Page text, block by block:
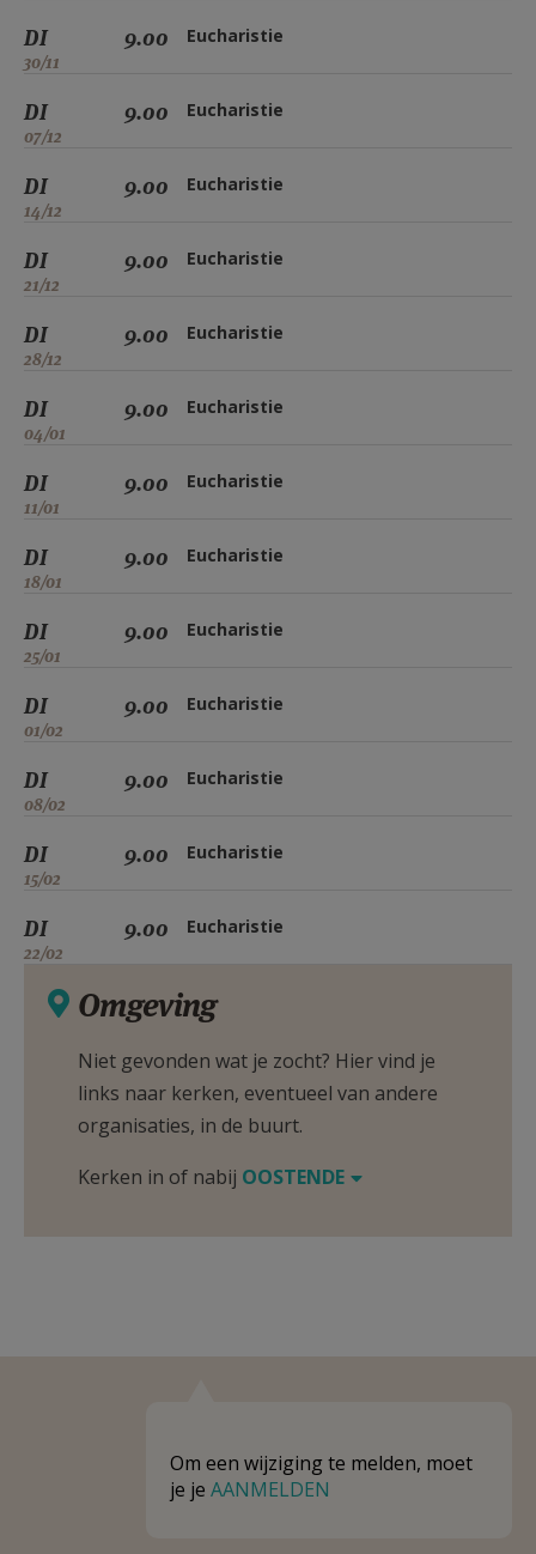
DI
30/11
9.00 Eucharistie
DI
07/12
9.00 Eucharistie
DI
14/12
9.00 Eucharistie
DI
21/12
9.00 Eucharistie
DI
28/12
9.00 Eucharistie
DI
04/01
9.00 Eucharistie
DI
11/01
9.00 Eucharistie
DI
18/01
9.00 Eucharistie
DI
25/01
9.00 Eucharistie
DI
01/02
9.00 Eucharistie
DI
08/02
9.00 Eucharistie
DI
15/02
9.00 Eucharistie
DI
22/02
9.00 Eucharistie
Omgeving
Niet gevonden wat je zocht? Hier vind je
links naar kerken, eventueel van andere
organisaties, in de buurt.
Kerken in of nabij OOSTENDE
Om een wijziging te melden, moet
je je AANMELDEN